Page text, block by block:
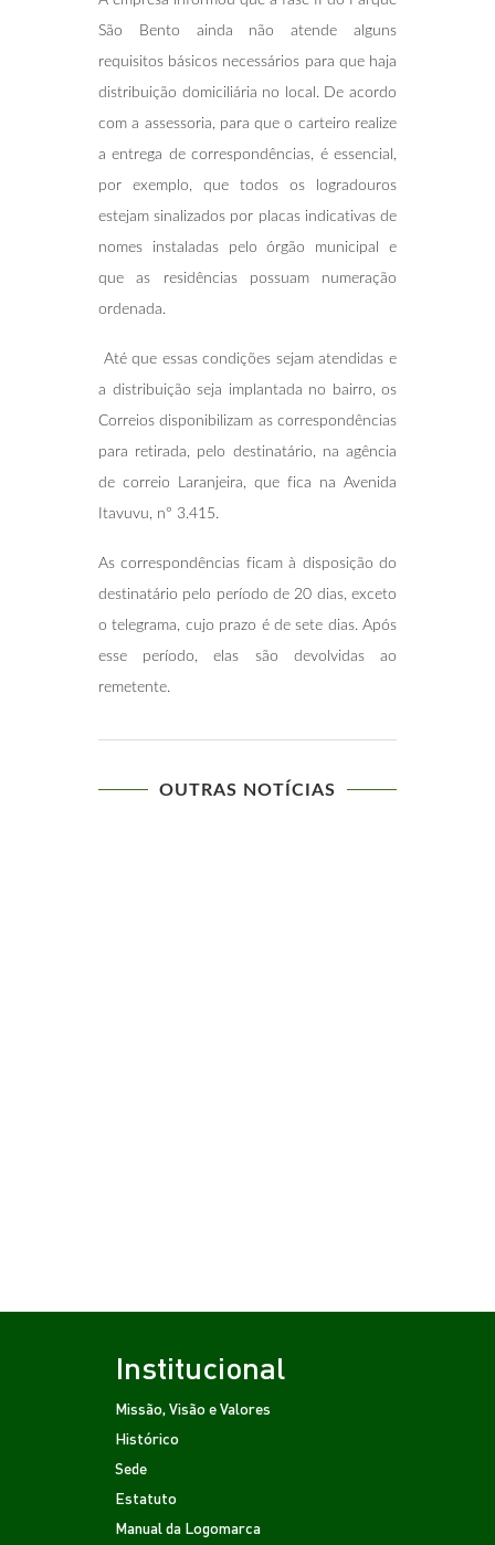
São Bento ainda não atende alguns
requisitos básicos necessários para que haja
distribuição domiciliária no local. De acordo
com a assessoria, para que o carteiro realize
a entrega de correspondências, é essencial,
por exemplo, que todos os logradouros
estejam sinalizados por placas indicativas de
nomes instaladas pelo órgão municipal e
que as residências possuam numeração
ordenada.
Até que essas condições sejam atendidas e
a distribuição seja implantada no bairro, os
Correios disponibilizam as correspondências
para retirada, pelo destinatário, na agência
de correio Laranjeira, que fica na Avenida
Itavuvu, n° 3.415.
As correspondências ficam à disposição do
destinatário pelo período de 20 dias, exceto
o telegrama, cujo prazo é de sete dias. Após
esse período, elas são devolvidas ao
remetente.
OUTRAS NOTÍCIAS
Institucional
Missão, Visão e Valores
Histórico
Sede
Estatuto
Manual da Logomarca